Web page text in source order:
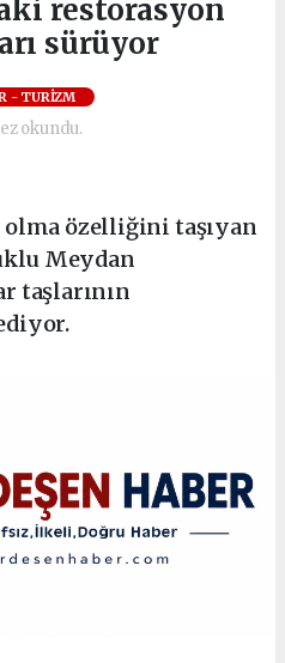
restorasyon
sürüyor
- TURİZM
okundu.
olma özelliğini taşıyan
Meydan
taşlarının